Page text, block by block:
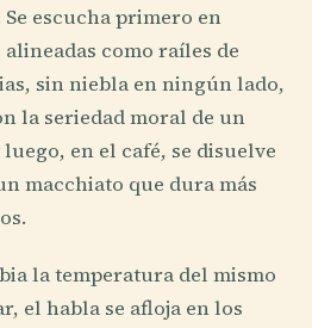
escucha primero en
como raíles de
sin niebla en ningún lado,
la seriedad moral de un
en el café, se disuelve
macchiato que dura más
la temperatura del mismo
el habla se afloja en los